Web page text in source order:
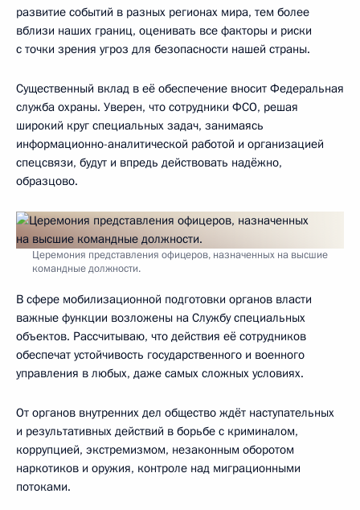
развитие событий в разных регионах мира, тем более
вблизи наших границ, оценивать все факторы и риски
с точки зрения угроз для безопасности нашей страны.
Существенный вклад в её обеспечение вносит Федеральная
служба охраны. Уверен, что сотрудники ФСО, решая
широкий круг специальных задач, занимаясь
информационно-аналитической работой и организацией
спецсвязи, будут и впредь действовать надёжно,
образцово.
Церемония представления офицеров, назначенных на высшие
командные должности.
В сфере мобилизационной подготовки органов власти
важные функции возложены на Службу специальных
объектов. Рассчитываю, что действия её сотрудников
обеспечат устойчивость государственного и военного
управления в любых, даже самых сложных условиях.
От органов внутренних дел общество ждёт наступательных
и результативных действий в борьбе с криминалом,
коррупцией, экстремизмом, незаконным оборотом
наркотиков и оружия, контроле над миграционными
потоками.